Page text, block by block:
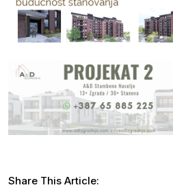
Share This Article: